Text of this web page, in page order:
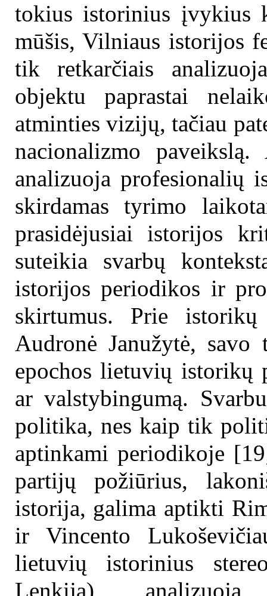
tokius istorinius
mūšis, Vilniaus istorijos
tik retkarčiais
objektu paprastai
atminties vizijų, tačiau
nacionalizmo
analizuoja profesionalių
skirdamas tyrimo
prasidėjusiai istorijos
suteikia svarbų
istorijos periodikos ir
skirtumus. Prie
Audronė Janužytė, savo
epochos lietuvių istorikų
ar valstybingumą.
politika, nes kaip tik
aptinkami periodikoje
partijų požiūrius,
istorija, galima aptikti
ir Vincento
lietuvių istorinius
Lenkiją) analizuoja